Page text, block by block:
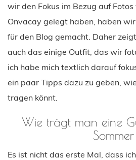
wir den Fokus im Bezug auf
Onvacay gelegt haben, haben
für den Blog gemacht. Daher
auch das einige Outfit, das wir
ich habe mich textlich darauf
ein paar Tipps dazu zu geben,
tragen könnt.
Wie trägt man eine
Sommer
Es ist nicht das erste Mal, dass